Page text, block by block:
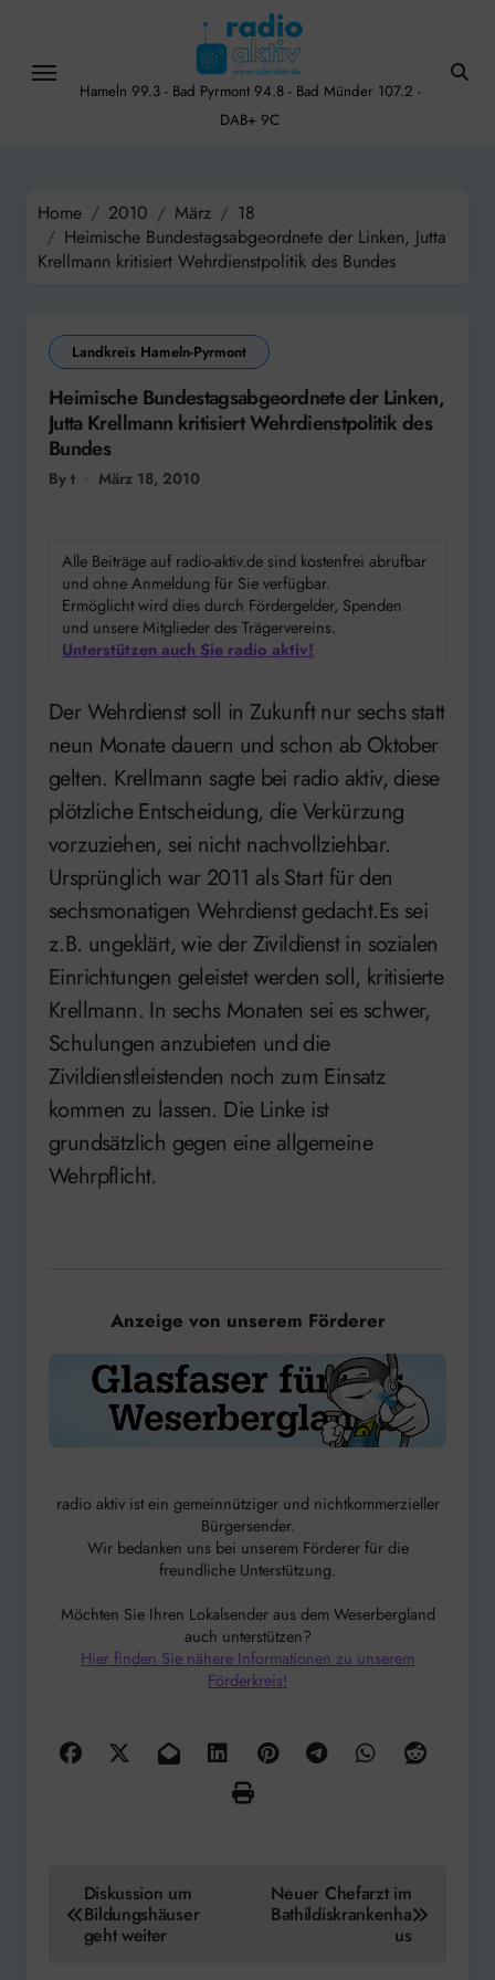
content
Hameln 99.3 - Bad Pyrmont 94.8 - Bad Münder 107.2 -
DAB+ 9C
Home 2010 März
18
Heimische Bundestagsabgeordnete der Linken, Jutta
Krellmann kritisiert Wehrdienstpolitik des Bundes
Landkreis Hameln-Pyrmont
Heimische Bundestagsabgeordnete der Linken,
Jutta Krellmann kritisiert Wehrdienstpolitik des
Bundes
By t März 18, 2010
Alle Beiträge auf radio-aktiv.de sind kostenfrei abrufbar
und ohne Anmeldung für Sie verfügbar.
Ermöglicht wird dies durch Fördergelder, Spenden
und unsere Mitglieder des Trägervereins.
Unterstützen auch Sie radio aktiv!
Der Wehrdienst soll in Zukunft nur sechs statt
neun Monate dauern und schon ab Oktober
gelten. Krellmann sagte bei radio aktiv, diese
plötzliche Entscheidung, die Verkürzung
vorzuziehen, sei nicht nachvollziehbar.
Ursprünglich war 2011 als Start für den
sechsmonatigen Wehrdienst gedacht.Es sei
z.B. ungeklärt, wie der Zivildienst in sozialen
Einrichtungen geleistet werden soll, kritisierte
Krellmann. In sechs Monaten sei es schwer,
Schulungen anzubieten und die
Zivildienstleistenden noch zum Einsatz
kommen zu lassen. Die Linke ist
grundsätzlich gegen eine allgemeine
Wehrpflicht.
Anzeige von unserem Förderer
radio aktiv ist ein gemeinnütziger und nichtkommerzieller
Bürgersender.
Wir bedanken uns bei unserem Förderer für die
freundliche Unterstützung.
Möchten Sie Ihren Lokalsender aus dem Weserbergland
auch unterstützen?
Hier finden Sie nähere Informationen zu unserem
Förderkreis!
Beitragsnavigation
Diskussion um
Bildungshäuser
geht weiter
Neuer Chefarzt im
Bathildiskrankenha
us